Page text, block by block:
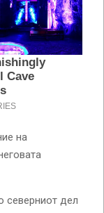
на
северниот дел